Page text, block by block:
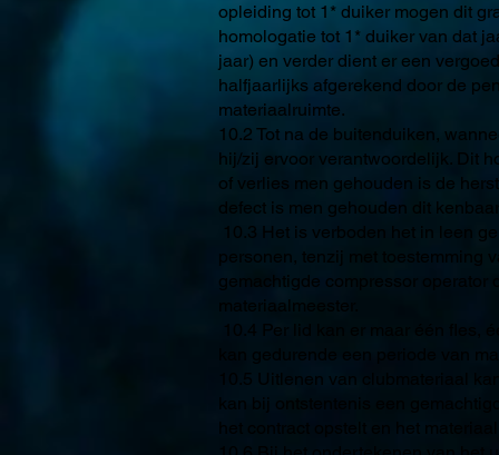
opleiding tot 1* duiker mogen dit
homologatie tot 1* duiker van dat
jaar) en verder dient er een
halfjaarlijks afgerekend door de
materiaalruimte.
10.2 Tot na de buitenduiken,
hij/zij ervoor verantwoordelijk. Dit
of verlies men gehouden is de
defect is men gehouden dit
10.3 Het is verboden het in leen
personen, tenzij met toestemming
gemachtigde compressor operator
materiaalmeester.
10.4 Per lid kan er maar één fles,
kan gedurende een periode van
10.5 Uitlenen van clubmateriaal
kan bij ontstentenis een
het contract opstelt en het